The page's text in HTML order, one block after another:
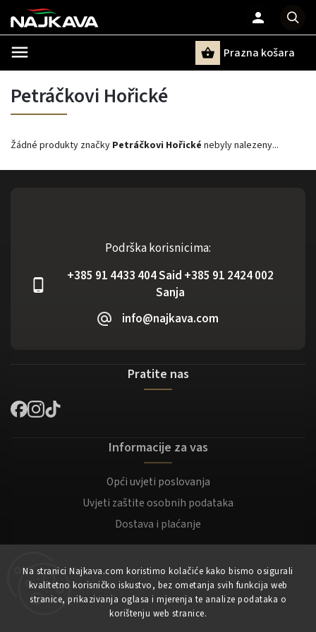
Na stranici Najkava.com koristimo kolačiće kako bismo osigurali
kvalitetno korisničko iskustvo, bez ometanja svih funkcija web
stranice, prikazivanja oglasa i mjerenja te analize podataka o
korištenju web stranice.
Prazna košara
Petráčkovi Hořické
Žádné produkty značky Petráčkovi Hořické nebyly nalezeny...
Podrška korisnicima:
+385 91 4433 404 Said +385 91 2424 002
Sanja
info@najkava.com
Pratite nas
Informacije za vas
Opći uvjeti poslovanja
Uvjeti zaštite osobnih podataka
Dostava i plaćanje
Moj račun
Registracija